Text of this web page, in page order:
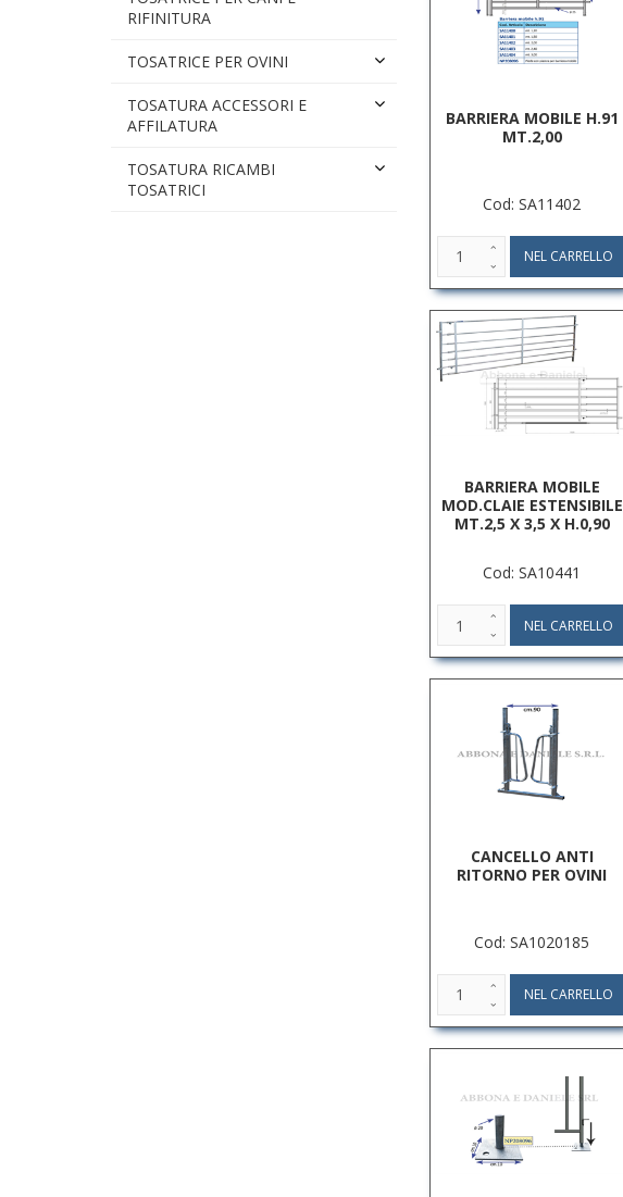
RIFINITURA
TOSATRICE PER OVINI
TOSATURA ACCESSORI E
AFFILATURA
TOSATURA RICAMBI
TOSATRICI
BARRIERA MOBILE H.91
MT.2,00
Cod: SA11402
BARRIERA MOBILE
MOD.CLAIE ESTENSIBILE
MT.2,5 X 3,5 X H.0,90
Cod: SA10441
CANCELLO ANTI
RITORNO PER OVINI
Cod: SA1020185